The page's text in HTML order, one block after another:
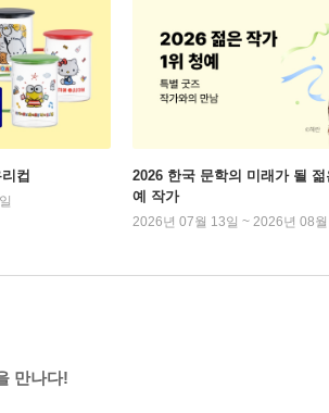
컵
2026 한국 문학의 미래가 될
예 작가
2026년 07월 13일 ~ 2026년 08월
만나다!